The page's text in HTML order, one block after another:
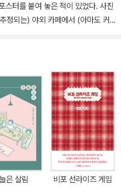
스터를 붙여 놓은 적이 있었다. 사진
정되는) 야외 카페에서 (아마도 커
이었고, 앨범 커버의 이미지에 그것
립의 주문은 특별하고 강력했다. 그
나의 영혼은 이미 다른 곳에 도착해
기는 ‘공기 반 소리 반’의 보컬 테크
는 ‘바람’이다. □ 그동안 동
악이 이번엔 네모난 사진과 함께 도
운 후 이아립의 목소리를 만난다. 2
방식으로 강력하다. 나를 훌쩍 다른
아주 가까이에서 속삭인다. 일상을
하는 작고도 위대한 것들’을 발견하
은 살림 비포 선라이즈 게임